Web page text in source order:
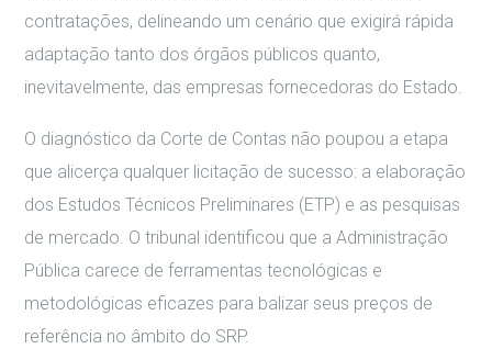
contratações, delineando um cenário que exigirá rápida
adaptação tanto dos órgãos públicos quanto,
inevitavelmente, das empresas fornecedoras do Estado.
O diagnóstico da Corte de Contas não poupou a etapa
que alicerça qualquer licitação de sucesso: a elaboração
dos Estudos Técnicos Preliminares (ETP) e as pesquisas
de mercado. O tribunal identificou que a Administração
Pública carece de ferramentas tecnológicas e
metodológicas eficazes para balizar seus preços de
referência no âmbito do SRP.